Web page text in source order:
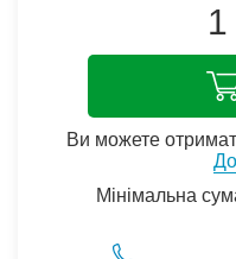
Ви можете
Мінімальна